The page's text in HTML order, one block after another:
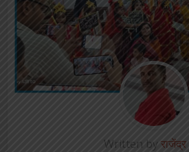
Written by